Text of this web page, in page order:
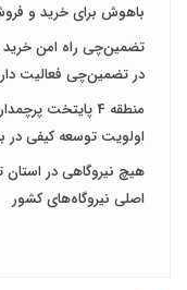
باهوش برای خرید و
در تضمین‌چی فعالیت
منطقه 4 پایتخت
اولویت توسعه کیفی در
هیچ نیروگاهی در
اصلی نیروگاه‌های کشور